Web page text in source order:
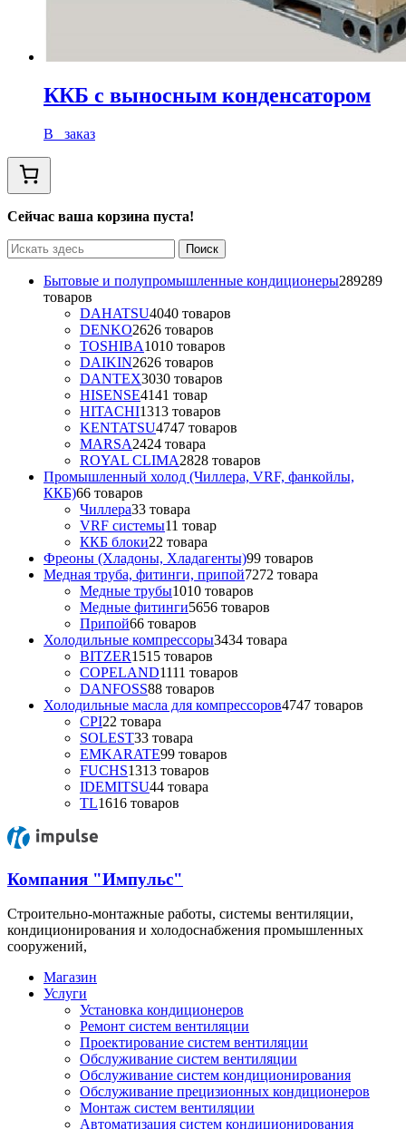
ККБ с выносным конденсатором
В заказ
Сейчас ваша корзина пуста!
Бытовые и полупромышленные кондиционеры289289
товаров
DAHATSU4040 товаров
DENKO2626 товаров
TOSHIBA1010 товаров
DAIKIN2626 товаров
DANTEX3030 товаров
HISENSE4141 товар
HITACHI1313 товаров
KENTATSU4747 товаров
MARSA2424 товара
ROYAL CLIMA2828 товаров
Промышленный холод (Чиллера, VRF, фанкойлы,
ККБ)66 товаров
Чиллера33 товара
VRF системы11 товар
ККБ блоки22 товара
Фреоны (Хладоны, Хладагенты)99 товаров
Медная труба, фитинги, припой7272 товара
Медные трубы1010 товаров
Медные фитинги5656 товаров
Припой66 товаров
Холодильные компрессоры3434 товара
BITZER1515 товаров
COPELAND1111 товаров
DANFOSS88 товаров
Холодильные масла для компрессоров4747 товаров
CPI22 товара
SOLEST33 товара
EMKARATE99 товаров
FUCHS1313 товаров
IDEMITSU44 товара
TL1616 товаров
Компания "Импульс"
Строительно-монтажные работы, системы вентиляции,
кондиционирования и холодоснабжения промышленных
сооружений,
Магазин
Услуги
Установка кондиционеров
Ремонт систем вентиляции
Проектирование систем вентиляции
Обслуживание систем вентиляции
Обслуживание систем кондиционирования
Обслуживание прецизионных кондиционеров
Монтаж систем вентиляции
Автоматизация систем кондиционирования